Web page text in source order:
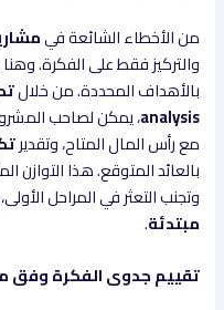
من الأخطاء الشائعة في
والتركيز فقط على الفكرة. وهنا
بالأهداف المحددة. من خلال
analysis، يمكن لصاحب
مع رأس المال المتاح، وتقدير
بالعائد المتوقع. هذا
وتجنب التعثر في المراحل
مبتدئة.
تقييم جدوى الفكرة وفق